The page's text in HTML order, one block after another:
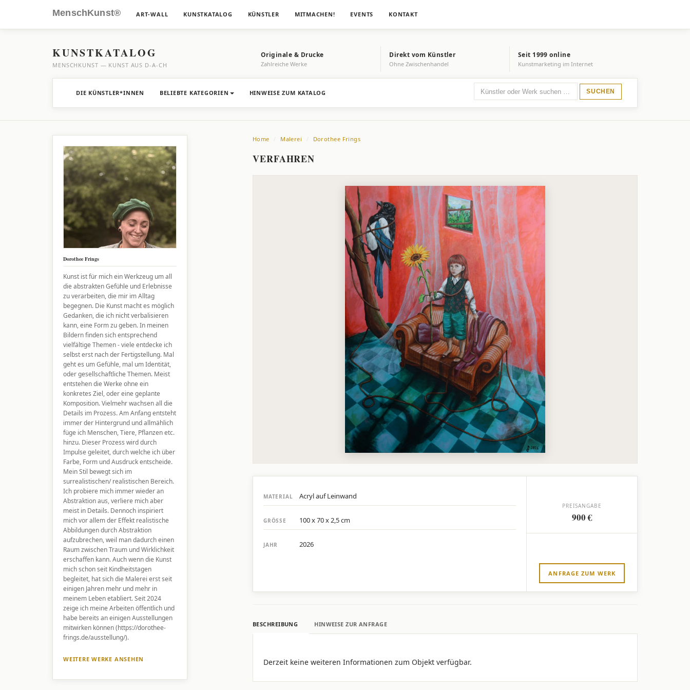
MenschKunst® ART-WALL KUNSTKATALOG KÜNSTLER MITMACHEN! EVENTS KONTAKT
KUNSTKATALOG
MENSCHKUNST — KUNST AUS D-A-CH
Originale & Drucke
Zahlreiche Werke
Direkt vom Künstler
Ohne Zwischenhandel
Seit 1999 online
Kunstmarketing im Internet
DIE KÜNSTLER*INNEN BELIEBTE KATEGORIEN HINWEISE ZUM KATALOG SUCHEN
Dorothee Frings
Kunst ist für mich ein Werkzeug um all
die abstrakten Gefühle und Erlebnisse
zu verarbeiten, die mir im Alltag
begegnen. Die Kunst macht es möglich
Gedanken, die ich nicht verbalisieren
kann, eine Form zu geben. In meinen
Bildern finden sich entsprechend
vielfältige Themen - viele entdecke ich
selbst erst nach der Fertigstellung. Mal
geht es um Gefühle, mal um Identität,
oder gesellschaftliche Themen. Meist
entstehen die Werke ohne ein
konkretes Ziel, oder eine geplante
Komposition. Vielmehr wachsen all die
Details im Prozess. Am Anfang entsteht
immer der Hintergrund und allmählich
füge ich Menschen, Tiere, Pflanzen etc.
hinzu. Dieser Prozess wird durch
Impulse geleitet, durch welche ich über
Farbe, Form und Ausdruck entscheide.
Mein Stil bewegt sich im
surrealistischen/ realistischen Bereich.
Ich probiere mich immer wieder an
Abstraktion aus, verliere mich aber
meist in Details. Dennoch inspiriert
mich vor allem der Effekt realistische
Abbildungen durch Abstraktion
aufzubrechen, weil man dadurch einen
Raum zwischen Traum und Wirklichkeit
erschaffen kann. Auch wenn die Kunst
mich schon seit Kindheitstagen
begleitet, hat sich die Malerei erst seit
einigen Jahren mehr und mehr in
meinem Leben etabliert. Seit 2024
zeige ich meine Arbeiten öffentlich und
habe bereits an einigen Ausstellungen
mitwirken können (https://dorothee-
frings.de/ausstellung/).
WEITERE WERKE ANSEHEN
Home Malerei Dorothee Frings
VERFAHREN
MATERIAL Acryl auf Leinwand
GRÖSSE 100 x 70 x 2,5 cm
JAHR 2026
PREISANGABE
900 €
ANFRAGE ZUM WERK
BESCHREIBUNG HINWEISE ZUR ANFRAGE
Derzeit keine weiteren Informationen zum Objekt verfügbar.